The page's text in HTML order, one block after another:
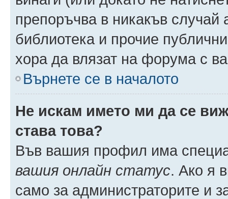
препоръчва в никакъв случай
библиотека и прочие
хора да влязат на форума с
Върнете се в началото
Не искам името ми да се
става това?
Във вашия профил има
вашия онлайн статус. Ако я
само за администраторите и